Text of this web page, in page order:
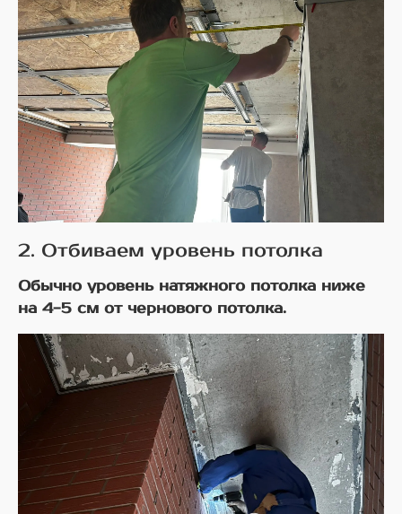
2. Отбиваем уровень потолка
Обычно уровень натяжного потолка ниже
на 4-5 см от чернового потолка.